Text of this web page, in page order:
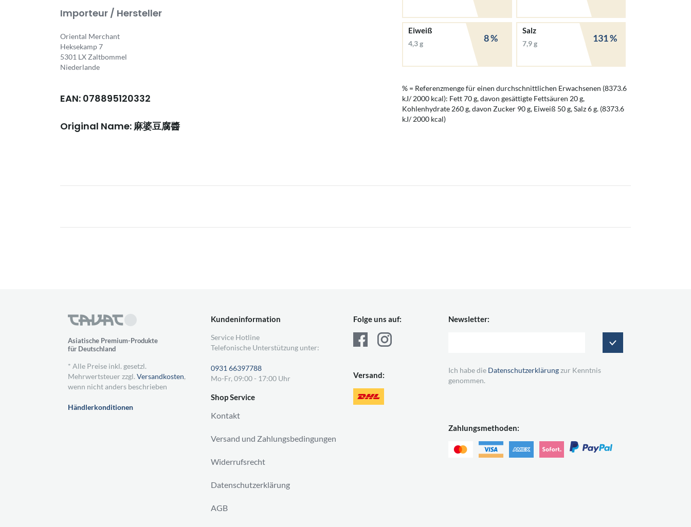
Importeur / Hersteller
Oriental Merchant
Heksekamp 7
5301 LX Zaltbommel
Niederlande
EAN: 078895120332
Original Name: 麻婆豆腐醬
Eiweiß
4,3 g 8 %
Salz
7,9 g 131 %
% = Referenzmenge für einen durchschnittlichen Erwachsenen (8373.6
kJ/ 2000 kcal): Fett 70 g, davon gesättigte Fettsäuren 20 g,
Kohlenhydrate 260 g, davon Zucker 90 g, Eiweiß 50 g, Salz 6 g. (8373.6
kJ/ 2000 kcal)
Asiatische Premium-Produkte
für Deutschland
* Alle Preise inkl. gesetzl.
Mehrwertsteuer zzgl. Versandkosten,
wenn nicht anders beschrieben
Händlerkonditionen
Kundeninformation
Service Hotline
Telefonische Unterstützung unter:
0931 66397788
Mo-Fr, 09:00 - 17:00 Uhr
Shop Service
Kontakt
Versand und Zahlungsbedingungen
Widerrufsrecht
Datenschutzerklärung
AGB
Folge uns auf:
Versand:
Newsletter:
Ich habe die Datenschutzerklärungzur Kenntnis
genommen.
Zahlungsmethoden: